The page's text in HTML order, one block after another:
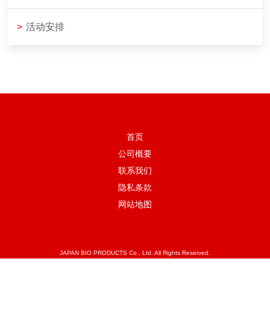
> 活动安排
首页
公司概要
联系我们
隐私条款
网站地图
JAPAN BIO PRODUCTS Co., Ltd. All Rights Reserved.